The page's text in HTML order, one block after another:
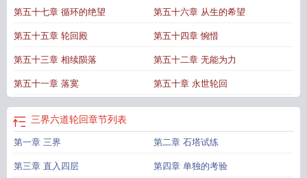
什么三界生死轮回三界与六道轮回 三界轮回淫为本是什么意思
码三界轮回礼包码三界轮回淫为本 三界轮回游戏谁管三界轮回
苦三界轮回官网三界轮回手游礼包码 三界轮回手游兑换码
三界轮回是指哪三
轮回手游官网 三界轮回爱为基 九重天三界轮回图 三界轮回和六道轮回的区
别三界轮转三界轮回手游攻略三界轮回千年跳出三界轮回三界六道轮回是什
么意思三界轮回ol兑换码三界轮回六道往返
万真充
第五十七章 循环的绝望 第五十六章 从生的希望
第五十五章 轮回殿 第五十四章 惋惜
第五十三章 相续陨落 第五十二章 无能为力
第五十一章 落寞 第五十章 永世轮回
三界六道轮回章节列表
第一章 三界 第二章 石塔试练
第三章 直入四层 第四章 单独的考验